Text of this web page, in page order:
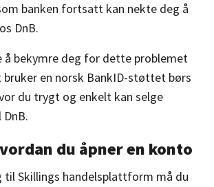
banken fortsatt kan nekte deg å
DnB.
å bekymre deg for dette problemet
bruker en norsk BankID-støttet børs
du trygt og enkelt kan selge
du åpner en konto
til Skillings handelsplattform må du